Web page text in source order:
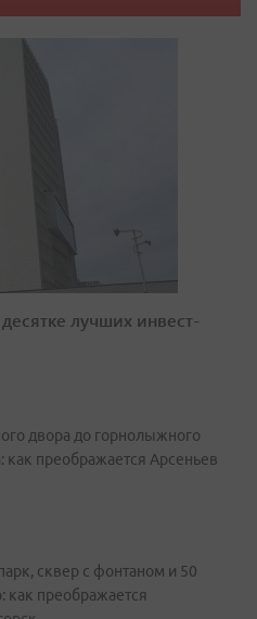
лучших инвест-
двора до горнолыжного
как преображается Арсеньев
сквер с фонтаном и 50
как преображается